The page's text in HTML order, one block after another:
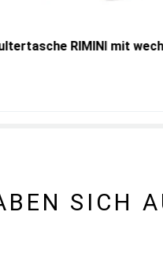
RIMINI mit
SICH